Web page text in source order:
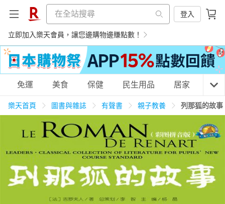
登入
立即加入樂天會員，讓您邊購物邊賺點數！
購物網分類
天天免運 美食蛋糕 養生保健 民生用品
居家生活 3C家電 運動休閒 親子玩具
免運 美食 保健 民生用品 居家 3C
樂天首頁 圖書與雜誌 有聲書 親子教養 列那狐的故事